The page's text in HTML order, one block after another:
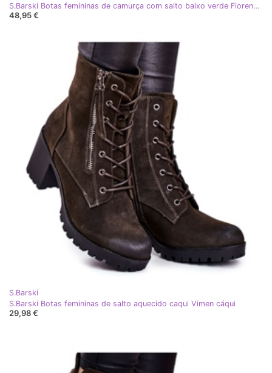
S.Barski Botas femininas de camurça com salto baixo verde Fiorenz cáqui
48,95 €
S.Barski
S.Barski Botas femininas de salto aquecido caqui Vimen cáqui
29,98 €